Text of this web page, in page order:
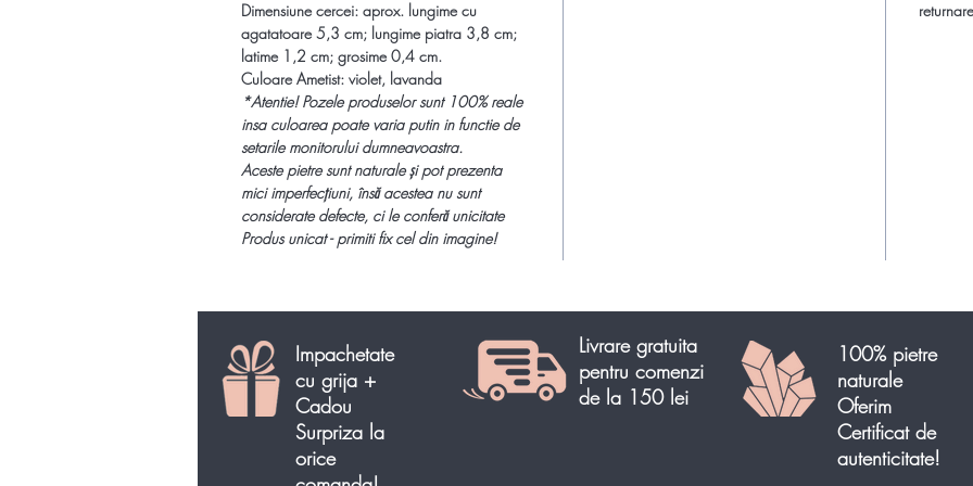
mici
Dimensiune cercei: aprox. lungime cu
agatatoare 5,3 cm; lungime piatra 3,8 cm;
latime 1,2 cm; grosime 0,4 cm.
Culoare Ametist: violet, lavanda
*Atentie!Pozele produselor sunt 100% reale
insa culoarea poate varia putin in functie de
setarile monitorului dumneavoastra.
Aceste pietre sunt naturale și pot prezenta
mici imperfecțiuni, însă acestea nu sunt
considerate defecte, ci le conferă unicitate
Produs unicat - primiti fix cel din imagine!
Impachetate
cu grija +
Cadou
Surpriza la
orice
Livrare gratuita
pentru comenzi
de la 150 lei
100% pietre
naturale
Oferim
Certificat de
autenticitate!